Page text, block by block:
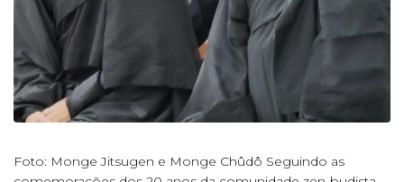
Foto: Monge Jitsugen e Monge Chûdô Seguindo as